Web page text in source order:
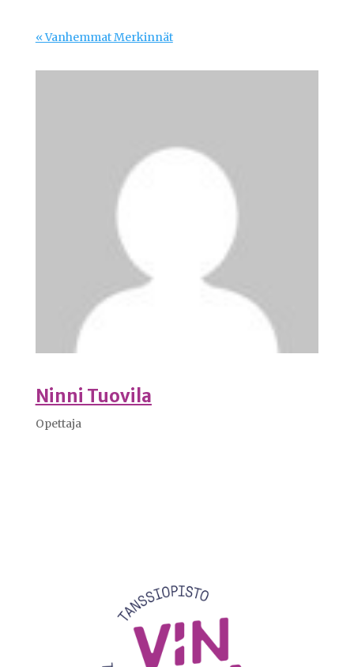
« Vanhemmat Merkinnät
Ninni Tuovila
Opettaja